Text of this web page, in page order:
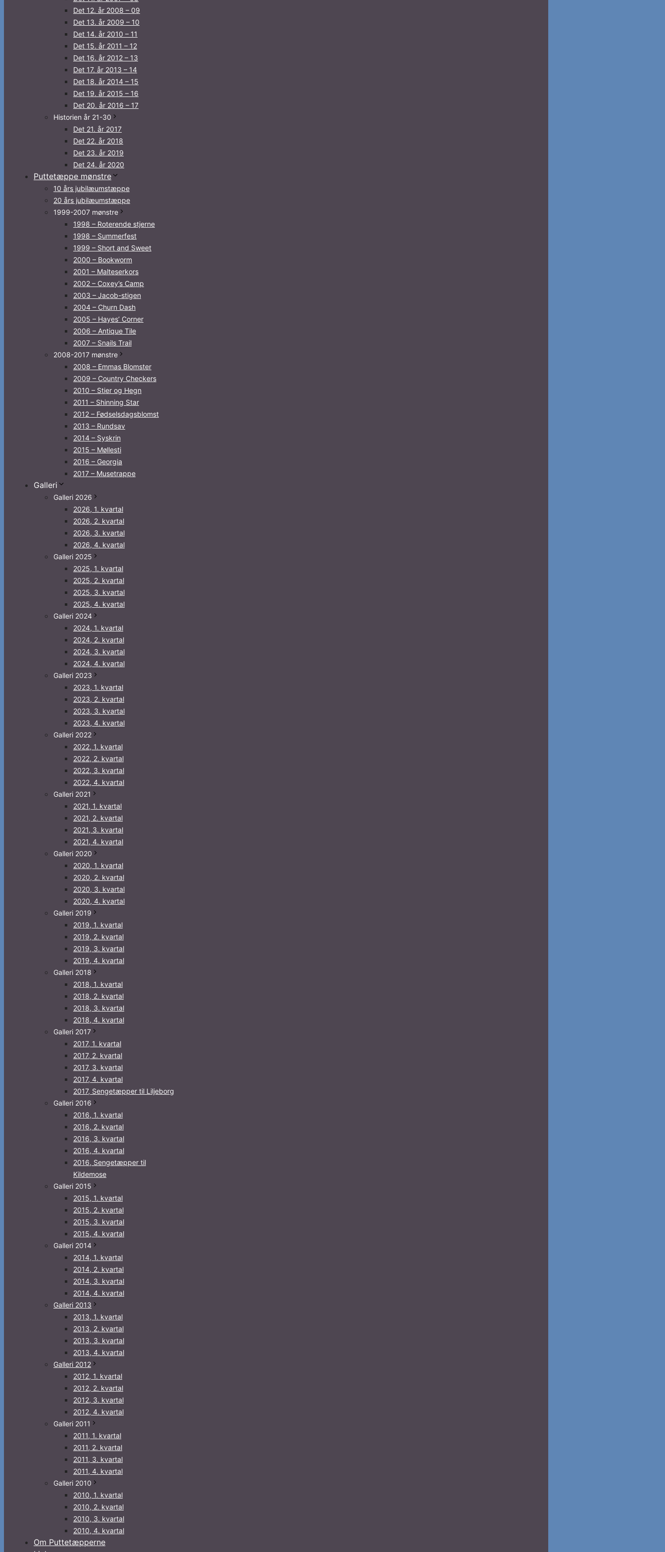
Det 12. år 2008 – 09
Det 13. år 2009 – 10
Det 14. år 2010 – 11
Det 15. år 2011 – 12
Det 16. år 2012 – 13
Det 17. år 2013 – 14
Det 18. år 2014 – 15
Det 19. år 2015 – 16
Det 20. år 2016 – 17
Historien år 21-30
Det 21. år 2017
Det 22. år 2018
Det 23. år 2019
Det 24. år 2020
Puttetæppe mønstre
10 års jubilæumstæppe
20 års jubilæumstæppe
1999-2007 mønstre
1998 – Roterende stjerne
1998 – Summerfest
1999 – Short and Sweet
2000 – Bookworm
2001 – Malteserkors
2002 – Coxey’s Camp
2003 – Jacob-stigen
2004 – Churn Dash
2005 – Hayes’ Corner
2006 – Antique Tile
2007 – Snails Trail
2008-2017 mønstre
2008 – Emmas Blomster
2009 – Country Checkers
2010 – Stier og Hegn
2011 – Shinning Star
2012 – Fødselsdagsblomst
2013 – Rundsav
2014 – Syskrin
2015 – Møllesti
2016 – Georgia
2017 – Musetrappe
Galleri
Galleri 2026
2026, 1. kvartal
2026, 2. kvartal
2026, 3. kvartal
2026, 4. kvartal
Galleri 2025
2025, 1. kvartal
2025, 2. kvartal
2025, 3. kvartal
2025, 4. kvartal
Galleri 2024
2024, 1. kvartal
2024, 2. kvartal
2024, 3. kvartal
2024, 4. kvartal
Galleri 2023
2023, 1. kvartal
2023, 2. kvartal
2023, 3. kvartal
2023, 4. kvartal
Galleri 2022
2022, 1. kvartal
2022, 2. kvartal
2022, 3. kvartal
2022, 4. kvartal
Galleri 2021
2021, 1. kvartal
2021, 2. kvartal
2021, 3. kvartal
2021, 4. kvartal
Galleri 2020
2020, 1. kvartal
2020, 2. kvartal
2020, 3. kvartal
2020, 4. kvartal
Galleri 2019
2019, 1. kvartal
2019, 2. kvartal
2019, 3. kvartal
2019, 4. kvartal
Galleri 2018
2018, 1. kvartal
2018, 2. kvartal
2018, 3. kvartal
2018, 4. kvartal
Galleri 2017
2017, 1. kvartal
2017, 2. kvartal
2017, 3. kvartal
2017, 4. kvartal
2017, Sengetæpper til Liljeborg
Galleri 2016
2016, 1. kvartal
2016, 2. kvartal
2016, 3. kvartal
2016, 4. kvartal
2016, Sengetæpper til
Kildemose
Galleri 2015
2015, 1. kvartal
2015, 2. kvartal
2015, 3. kvartal
2015, 4. kvartal
Galleri 2014
2014, 1. kvartal
2014, 2. kvartal
2014, 3. kvartal
2014, 4. kvartal
Galleri 2013
2013, 1. kvartal
2013, 2. kvartal
2013, 3. kvartal
2013, 4. kvartal
Galleri 2012
2012, 1. kvartal
2012, 2. kvartal
2012, 3. kvartal
2012, 4. kvartal
Galleri 2011
2011, 1. kvartal
2011, 2. kvartal
2011, 3. kvartal
2011, 4. kvartal
Galleri 2010
2010, 1. kvartal
2010, 2. kvartal
2010, 3. kvartal
2010, 4. kvartal
Om Puttetæpperne